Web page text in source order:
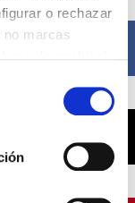
o rechazar
no marcas